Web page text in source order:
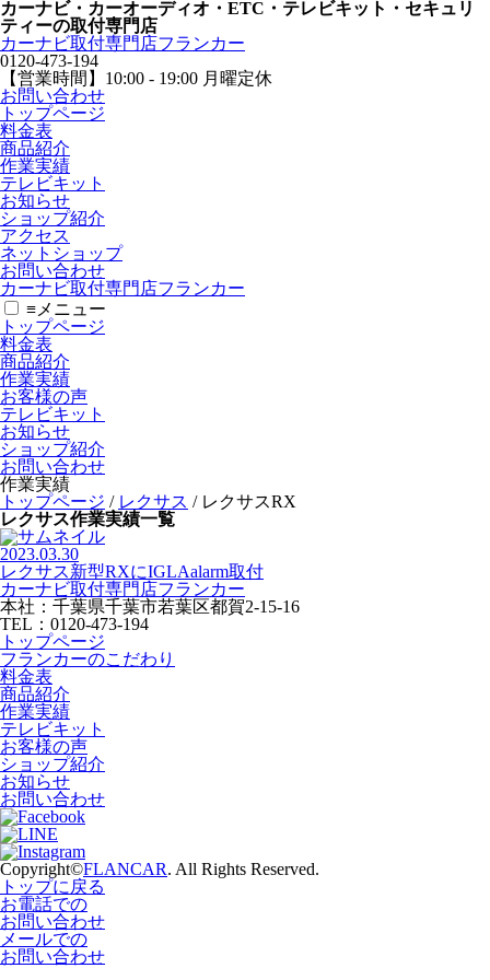
カーナビ・カーオーディオ・ETC・テレビキット・セキュリ
ティーの取付専門店
カーナビ取付専⾨店フランカー
0120-473-194
【営業時間】 10:00 - 19:00 月曜定休
お問い合わせ
トップページ
料金表
商品紹介
作業実績
テレビキット
お知らせ
ショップ紹介
アクセス
ネットショップ
お問い合わせ
カーナビ取付専⾨店フランカー
≡ メニュー
トップページ
料金表
商品紹介
作業実績
お客様の声
テレビキット
お知らせ
ショップ紹介
お問い合わせ
作業実績
トップページ / レクサス / レクサスRX
レクサス作業実績一覧
2023.03.30
レクサス新型RXにIGLAalarm取付
カーナビ取付専⾨店フランカー
本社：千葉県千葉市若葉区都賀2-15-16
TEL：0120-473-194
トップページ
フランカーのこだわり
料金表
商品紹介
作業実績
テレビキット
お客様の声
ショップ紹介
お知らせ
お問い合わせ
Copyright©FLANCAR. All Rights Reserved.
トップに戻る
お電話での
お問い合わせ
メールでの
お問い合わせ